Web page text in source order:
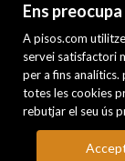
Ens
A pisos.com
servei satisfactori
per a fins analítics.
totes les cookies
rebutjar el seu ús